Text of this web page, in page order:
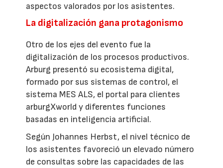
aspectos valorados por los asistentes.
La digitalización gana protagonismo
Otro de los ejes del evento fue la
digitalización de los procesos productivos.
Arburg presentó su ecosistema digital,
formado por sus sistemas de control, el
sistema MES ALS, el portal para clientes
arburgXworld y diferentes funciones
basadas en inteligencia artificial.
Según Johannes Herbst, el nivel técnico de
los asistentes favoreció un elevado número
de consultas sobre las capacidades de las